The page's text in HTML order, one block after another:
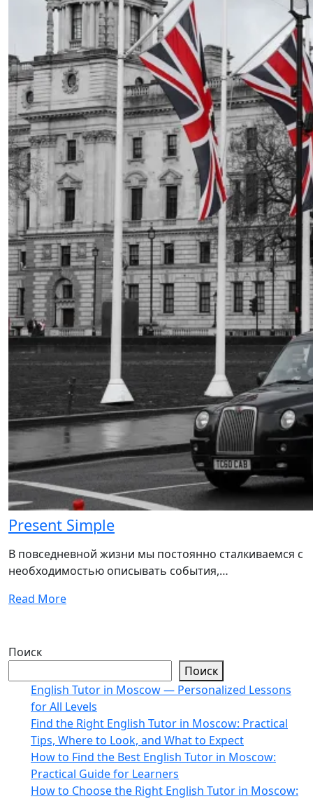
Present Simple
В повседневной жизни мы постоянно сталкиваемся с
необходимостью описывать события,…
Read More
Поиск
Поиск
English Tutor in Moscow — Personalized Lessons
for All Levels
Find the Right English Tutor in Moscow: Practical
Tips, Where to Look, and What to Expect
How to Find the Best English Tutor in Moscow:
Practical Guide for Learners
How to Choose the Right English Tutor in Moscow: